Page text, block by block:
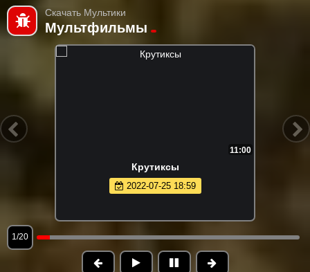
Скачать Мультики
Мультфильмы
11:00
Крутиксы
2022-07-25 18:59
1/20